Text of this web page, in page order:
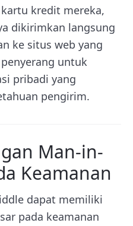
kredit mereka,
dikirimkan langsung
ke situs web yang
untuk
pribadi yang
pengirim.
Man-in-
Keamanan
dapat memiliki
pada keamanan